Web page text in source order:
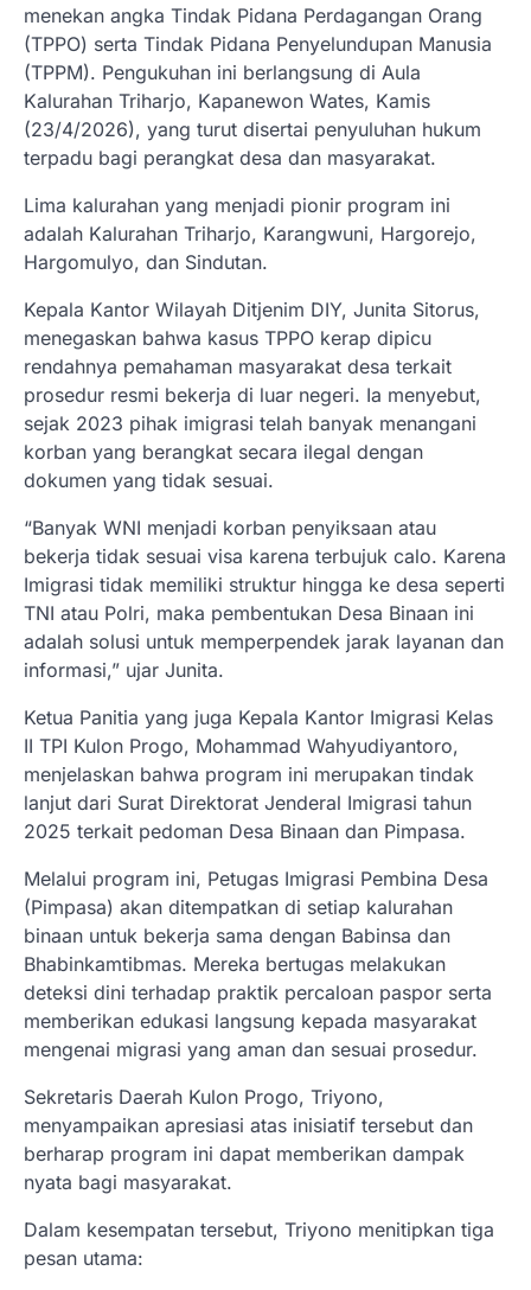
menekan angka Tindak Pidana Perdagangan Orang
(TPPO) serta Tindak Pidana Penyelundupan Manusia
(TPPM). Pengukuhan ini berlangsung di Aula
Kalurahan Triharjo, Kapanewon Wates, Kamis
(23/4/2026), yang turut disertai penyuluhan hukum
terpadu bagi perangkat desa dan masyarakat.
Lima kalurahan yang menjadi pionir program ini
adalah Kalurahan Triharjo, Karangwuni, Hargorejo,
Hargomulyo, dan Sindutan.
Kepala Kantor Wilayah Ditjenim DIY, Junita Sitorus,
menegaskan bahwa kasus TPPO kerap dipicu
rendahnya pemahaman masyarakat desa terkait
prosedur resmi bekerja di luar negeri. Ia menyebut,
sejak 2023 pihak imigrasi telah banyak menangani
korban yang berangkat secara ilegal dengan
dokumen yang tidak sesuai.
“Banyak WNI menjadi korban penyiksaan atau
bekerja tidak sesuai visa karena terbujuk calo. Karena
Imigrasi tidak memiliki struktur hingga ke desa seperti
TNI atau Polri, maka pembentukan Desa Binaan ini
adalah solusi untuk memperpendek jarak layanan dan
informasi,” ujar Junita.
Ketua Panitia yang juga Kepala Kantor Imigrasi Kelas
II TPI Kulon Progo, Mohammad Wahyudiyantoro,
menjelaskan bahwa program ini merupakan tindak
lanjut dari Surat Direktorat Jenderal Imigrasi tahun
2025 terkait pedoman Desa Binaan dan Pimpasa.
Melalui program ini, Petugas Imigrasi Pembina Desa
(Pimpasa) akan ditempatkan di setiap kalurahan
binaan untuk bekerja sama dengan Babinsa dan
Bhabinkamtibmas. Mereka bertugas melakukan
deteksi dini terhadap praktik percaloan paspor serta
memberikan edukasi langsung kepada masyarakat
mengenai migrasi yang aman dan sesuai prosedur.
Sekretaris Daerah Kulon Progo, Triyono,
menyampaikan apresiasi atas inisiatif tersebut dan
berharap program ini dapat memberikan dampak
nyata bagi masyarakat.
Dalam kesempatan tersebut, Triyono menitipkan tiga
pesan utama: